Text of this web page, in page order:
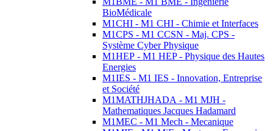
BioMédicale
M1CHI - M1 CHI - Chimie et Interfaces
M1CPS - M1 CCSN - Maj. CPS -
Système Cyber Physique
M1HEP - M1 HEP - Physique des Hautes
Energies
M1IES - M1 IES - Innovation, Entreprise
et Société
M1MATHJHADA - M1 MJH -
Mathematiques Jacques Hadamard
M1MEC - M1 Mech - Mecanique